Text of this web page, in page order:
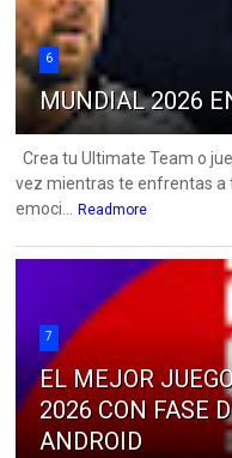
6
MUNDIAL 2026
Crea tu Ultimate Team o
vez mientras te enfrentas a
emoci... Readmore
7
EL MEJOR
2026 CON FASE
ANDROID